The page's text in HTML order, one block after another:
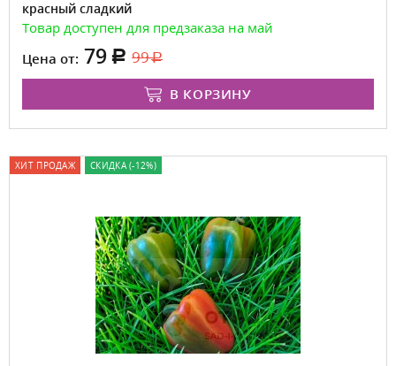
красный сладкий
Товар доступен для предзаказа на май
Цена от: 79 99
В КОРЗИНУ
ХИТ ПРОДАЖ СКИДКА (-12%)